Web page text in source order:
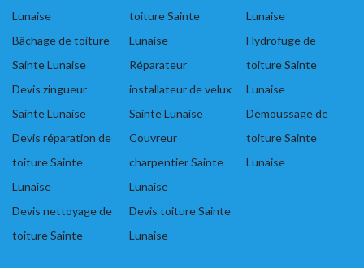
Lunaise
Bâchage de toiture
Sainte Lunaise
Devis zingueur
Sainte Lunaise
Devis réparation de
toiture Sainte
Lunaise
Devis nettoyage de
toiture Sainte
toiture Sainte
Lunaise
Réparateur
installateur de velux
Sainte Lunaise
Couvreur
charpentier Sainte
Lunaise
Devis toiture Sainte
Lunaise
Lunaise
Hydrofuge de
toiture Sainte
Lunaise
Démoussage de
toiture Sainte
Lunaise